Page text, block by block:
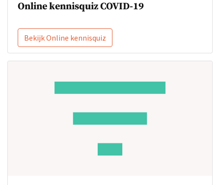
Online kennisquiz COVID-19
Bekijk Online kennisquiz